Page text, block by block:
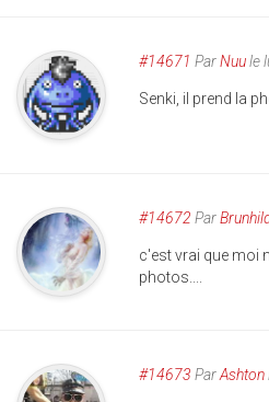
#14671 ParNuule
Senki, il prend la
#14672 Par
c'est vrai que moi
photos....
#14673 ParAshton